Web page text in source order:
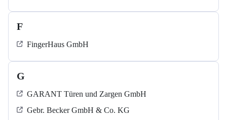
F
FingerHaus GmbH
G
GARANT Türen und Zargen GmbH
Gebr. Becker GmbH & Co. KG